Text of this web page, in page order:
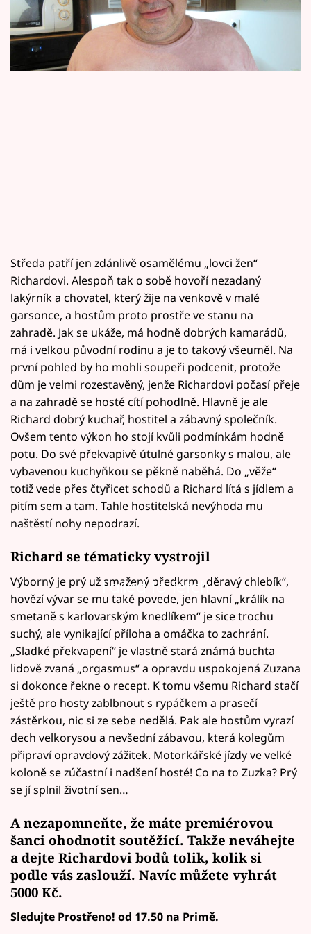
Sledujte prima+
Filmový festival Karlovy Vary
motorkářskou jízdu.
Středa patří jen zdánlivě osamělému „lovci žen“
Richardovi. Alespoň tak o sobě hovoří nezadaný
lakýrník a chovatel, který žije na venkově v malé
garsonce, a hostům proto prostře ve stanu na
zahradě. Jak se ukáže, má hodně dobrých kamarádů,
má i velkou původní rodinu a je to takový všeuměl. Na
první pohled by ho mohli soupeři podcenit, protože
dům je velmi rozestavěný, jenže Richardovi počasí přeje
a na zahradě se hosté cítí pohodlně. Hlavně je ale
Richard dobrý kuchař, hostitel a zábavný společník.
Ovšem tento výkon ho stojí kvůli podmínkám hodně
potu. Do své překvapivě útulné garsonky s malou, ale
vybavenou kuchyňkou se pěkně naběhá. Do „věže“
totiž vede přes čtyřicet schodů a Richard lítá s jídlem a
pitím sem a tam. Tahle hostitelská nevýhoda mu
naštěstí nohy nepodrazí.
Richard se tématicky vystrojil
Failed to fetch
Výborný je prý už smažený předkrm „děravý chlebík“,
hovězí vývar se mu také povede, jen hlavní „králík na
smetaně s karlovarským knedlíkem“ je sice trochu
suchý, ale vynikající příloha a omáčka to zachrání.
„Sladké překvapení“ je vlastně stará známá buchta
lidově zvaná „orgasmus“ a opravdu uspokojená Zuzana
si dokonce řekne o recept. K tomu všemu Richard stačí
ještě pro hosty zablbnout s rypáčkem a prasečí
zástěrkou, nic si ze sebe nedělá. Pak ale hostům vyrazí
dech velkorysou a nevšední zábavou, která kolegům
připraví opravdový zážitek. Motorkářské jízdy ve velké
koloně se zúčastní i nadšení hosté! Co na to Zuzka? Prý
se jí splnil životní sen…
A nezapomneňte, že máte premiérovou
šanci ohodnotit soutěžící. Takže neváhejte
a dejte Richardovi bodů tolik, kolik si
podle vás zaslouží. Navíc můžete vyhrát
5000 Kč.
Sledujte Prostřeno! od 17.50 na Primě.